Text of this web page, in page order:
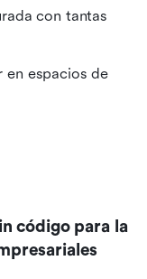
con tantas
en espacios de
código para la